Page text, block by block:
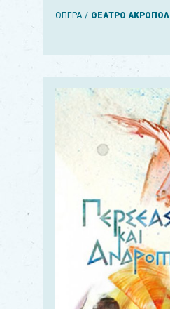
ΟΠΕΡΑ ΘΕΑΤΡΟ ΑΚΡΟΠΟΛ